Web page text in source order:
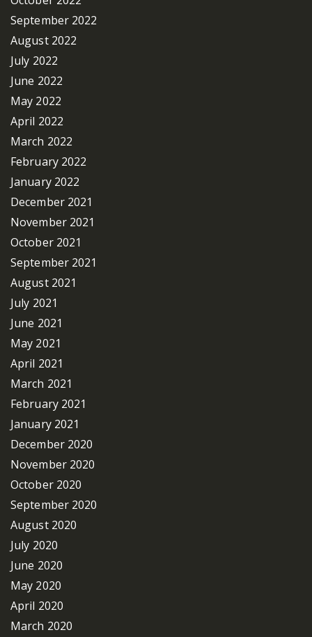
September 2022
August 2022
July 2022
June 2022
May 2022
April 2022
March 2022
February 2022
January 2022
December 2021
November 2021
October 2021
September 2021
August 2021
July 2021
June 2021
May 2021
April 2021
March 2021
February 2021
January 2021
December 2020
November 2020
October 2020
September 2020
August 2020
July 2020
June 2020
May 2020
April 2020
March 2020